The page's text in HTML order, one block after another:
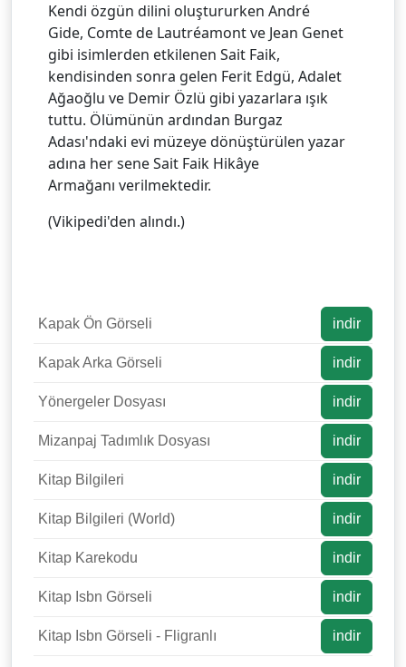
Kendi özgün dilini oluştururken André
Gide, Comte de Lautréamont ve Jean Genet
gibi isimlerden etkilenen Sait Faik,
kendisinden sonra gelen Ferit Edgü, Adalet
Ağaoğlu ve Demir Özlü gibi yazarlara ışık
tuttu. Ölümünün ardından Burgaz
Adası'ndaki evi müzeye dönüştürülen yazar
adına her sene Sait Faik Hikâye
Armağanı verilmektedir.
(Vikipedi'den alındı.)
Kapak Ön Görseli indir
Kapak Arka Görseli indir
Yönergeler Dosyası indir
Mizanpaj Tadımlık Dosyası indir
Kitap Bilgileri indir
Kitap Bilgileri (World) indir
Kitap Karekodu indir
Kitap Isbn Görseli indir
Kitap Isbn Görseli - Fligranlı indir